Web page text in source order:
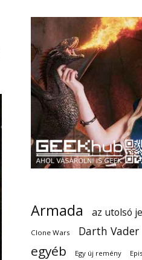
Armada az utolsó
Clone Wars Darth Vader
egyéb Egy új remény